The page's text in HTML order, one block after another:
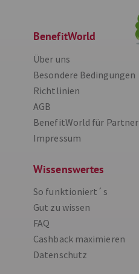
BenefitWorld
Über uns
Besondere Bedingungen
Richtlinien
AGB
BenefitWorld für Partner
Impressum
Wissenswertes
So funktioniert´s
Gut zu wissen
FAQ
Cashback maximieren
Datenschutz